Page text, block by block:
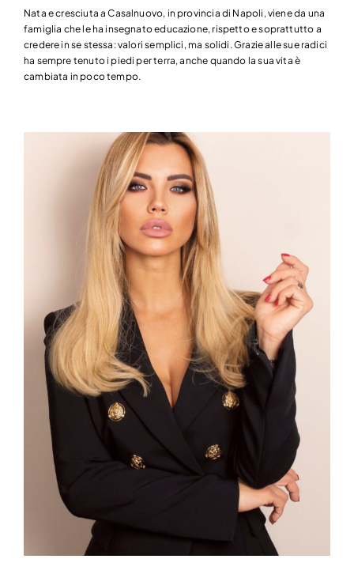
Nata e cresciuta a Casalnuovo, in provincia di Napoli, viene da una
famiglia che le ha insegnato educazione, rispetto e soprattutto a
credere in se stessa: valori semplici, ma solidi. Grazie alle sue radici
ha sempre tenuto i piedi per terra, anche quando la sua vita è
cambiata in poco tempo.